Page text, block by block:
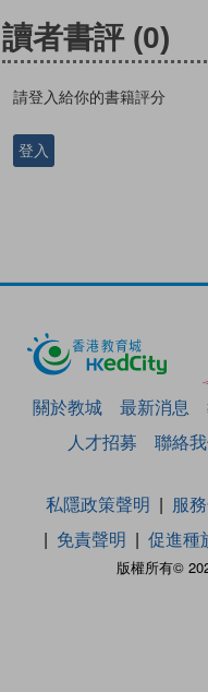
讀者書評 (0)
請登入給你的書籍評分
登入
關於教城 最新消息
人才招募
聯絡
版權所有©
私隱政策聲明 服
免責聲明
促進種